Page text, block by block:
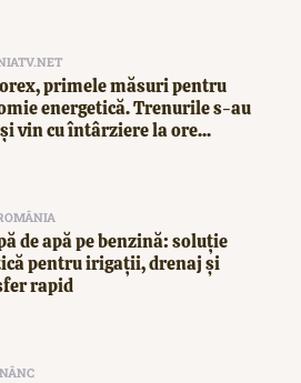
primele măsuri pentru
energetică. Trenurile s-au
vin cu întârziere la ore...
de apă pe benzină: soluție
pentru irigații, drenaj și
rapid